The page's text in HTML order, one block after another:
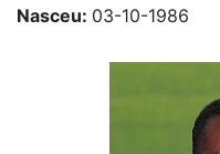
Nasceu: 03-10-1986